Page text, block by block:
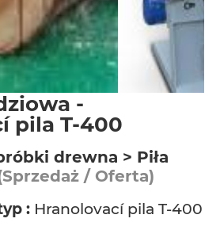
-
pila T-400
drewna > Piła
/ Oferta)
: Hranolovací pila T-400